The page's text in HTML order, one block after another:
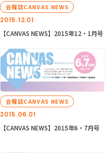
2015.12.01
会報誌CANVAS NEWS
【CANVAS NEWS】2015年12・1月号
2015.06.01
会報誌CANVAS NEWS
【CANVAS NEWS】2015年6・7月号